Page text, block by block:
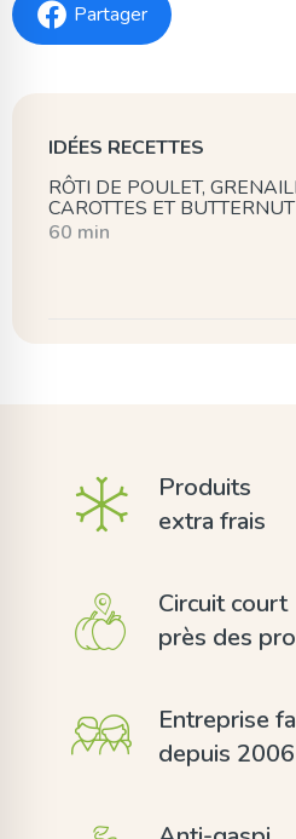
Partager
IDÉES RECETTES
RÔTI DE POULET,
CAROTTES ET BUTTERNUT
60 min
Produits
extra frais
Circuit court
près des
Entreprise
depuis 2006